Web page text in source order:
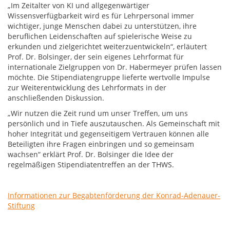
„Im Zeitalter von KI und allgegenwärtiger
Wissensverfügbarkeit wird es für Lehrpersonal immer
wichtiger, junge Menschen dabei zu unterstützen, ihre
beruflichen Leidenschaften auf spielerische Weise zu
erkunden und zielgerichtet weiterzuentwickeln“, erläutert
Prof. Dr. Bolsinger, der sein eigenes Lehrformat für
internationale Zielgruppen von Dr. Habermeyer prüfen lassen
möchte. Die Stipendiatengruppe lieferte wertvolle Impulse
zur Weiterentwicklung des Lehrformats in der
anschließenden Diskussion.
„Wir nutzen die Zeit rund um unser Treffen, um uns
persönlich und in Tiefe auszutauschen. Als Gemeinschaft mit
hoher Integrität und gegenseitigem Vertrauen können alle
Beteiligten ihre Fragen einbringen und so gemeinsam
wachsen“ erklärt Prof. Dr. Bolsinger die Idee der
regelmäßigen Stipendiatentreffen an der THWS.
Informationen zur Begabtenförderung der Konrad-Adenauer-
Stiftung